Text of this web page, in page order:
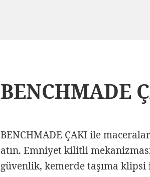
BENCHMADE
BENCHMADE ÇAKI ile
atın. Emniyet kilitli
güvenlik, kemerde taşıma klipsi